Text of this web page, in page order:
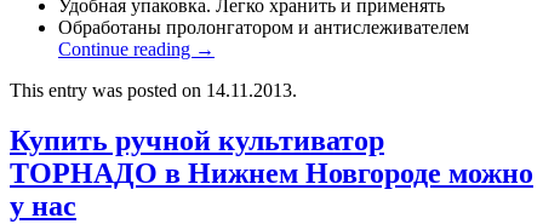
Удобная упаковка. Легко хранить и применять
Обработаны пролонгатором и антислеживателем
Continue reading →
This entry was posted on 14.11.2013.
Купить ручной культиватор
ТОРНАДО в Нижнем Новгороде можно
у нас